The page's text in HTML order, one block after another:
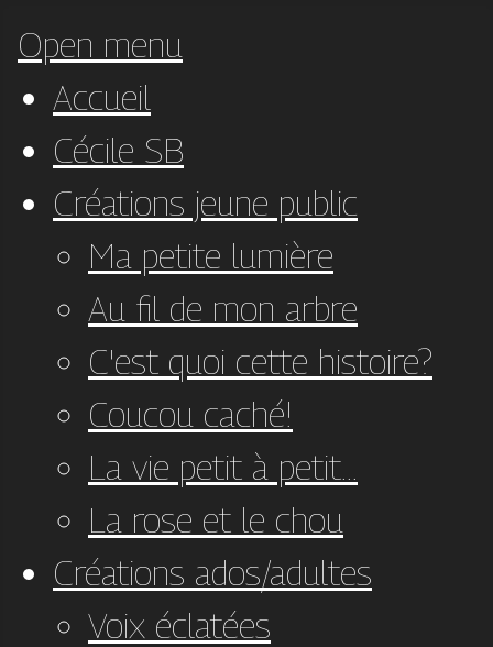
Open menu
Accueil
Cécile SB
Créations jeune public
Ma petite lumière
Au fil de mon arbre
C'est quoi cette histoire?
Coucou caché!
La vie petit à petit...
La rose et le chou
Créations ados/adultes
Voix éclatées